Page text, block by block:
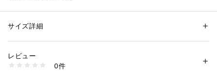
やかに演出してくれます。ウエストにはグログランリボンを施
アイテムとも合わせやすいオフの3色展開。
性別：レディース
素材：（外側）コットン 52% ナイロン 29% ポリエステル 19%（ウエス
生産国：中国製
洗濯：洗濯× 漂白× アイロン150℃ ドライ弱い タンブル乾燥× ウェット×
サイズ詳細
レビュー
0件